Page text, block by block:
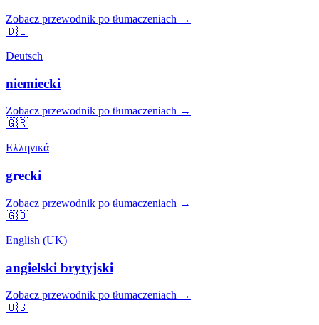
Zobacz przewodnik po tłumaczeniach →
🇩🇪
Deutsch
niemiecki
Zobacz przewodnik po tłumaczeniach →
🇬🇷
Ελληνικά
grecki
Zobacz przewodnik po tłumaczeniach →
🇬🇧
English (UK)
angielski brytyjski
Zobacz przewodnik po tłumaczeniach →
🇺🇸